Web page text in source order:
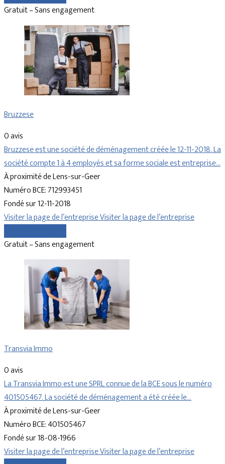
Gratuit – Sans engagement
Bruzzese
0 avis
Bruzzese est une société de déménagement créée le 12-11-2018. La
société compte 1 à 4 employés et sa forme sociale est entreprise…
À proximité de Lens-sur-Geer
Numéro BCE: 712993451
Fondé sur 12-11-2018
Visiter la page de l’entrepriseVisiter la page de l’entreprise
Gratuit – Sans engagement
Transvia Immo
0 avis
La Transvia Immo est une SPRL connue de la BCE sous le numéro
401505467. La société de déménagement a été créée le…
À proximité de Lens-sur-Geer
Numéro BCE: 401505467
Fondé sur 18-08-1966
Visiter la page de l’entrepriseVisiter la page de l’entreprise